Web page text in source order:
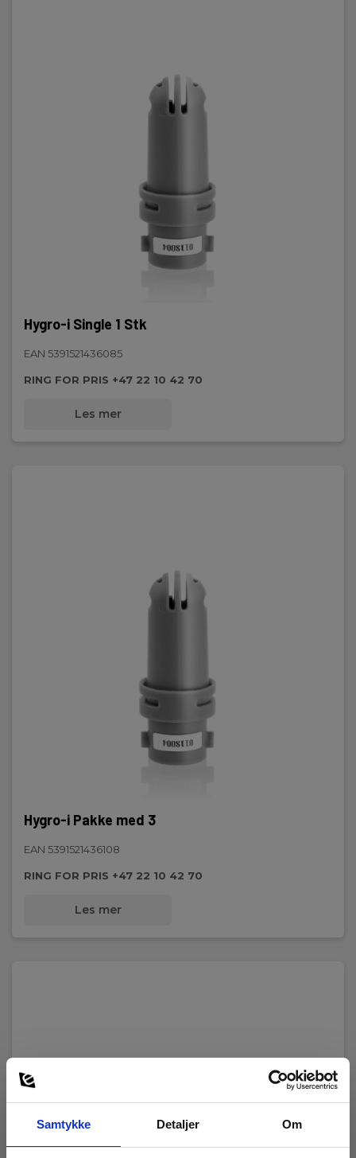
Samtykke Detaljer Om
Hygro-i Single 1 Stk
EAN 5391521436085
RING FOR PRIS +47 22 10 42 70
Les mer
Hygro-i Pakke med 3
EAN 5391521436108
RING FOR PRIS +47 22 10 42 70
Les mer